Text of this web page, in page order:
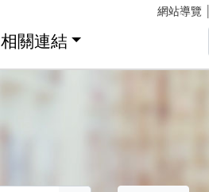
網站導覽
相關連結